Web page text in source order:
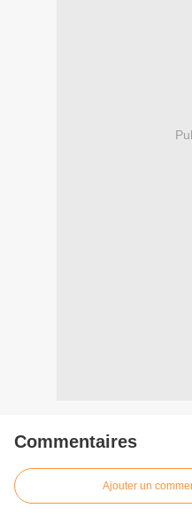
Commentaires
Ajouter un